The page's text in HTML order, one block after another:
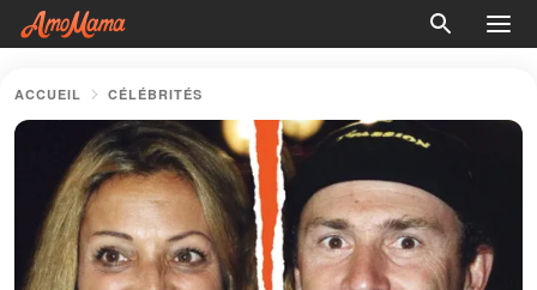
ACCUEIL CÉLÉBRITÉS